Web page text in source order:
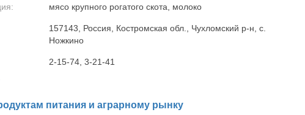
мясо крупного рогатого скота, молоко
157143, Россия, Костромская обл., Чухломский р-н, с.
Ножкино
2-15-74, 3-21-41
питания и аграрному рынку